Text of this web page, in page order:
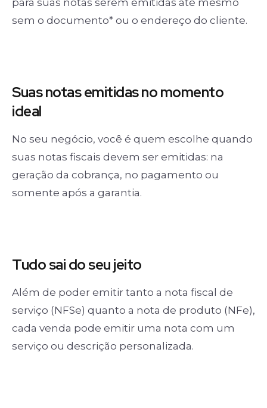
para suas notas serem emitidas até mesmo
sem o documento* ou o endereço do cliente.
Suas notasemitidas no momento
ideal
No seu negócio, você é quem escolhe quando
suas notas fiscais devem ser emitidas: na
geração da cobrança, no pagamento ou
somente após a garantia.
Tudo saido seu jeito
Além de poder emitir tanto a nota fiscal de
serviço (NFSe) quanto a nota de produto (NFe),
cada venda pode emitir uma nota com um
serviço ou descrição personalizada.